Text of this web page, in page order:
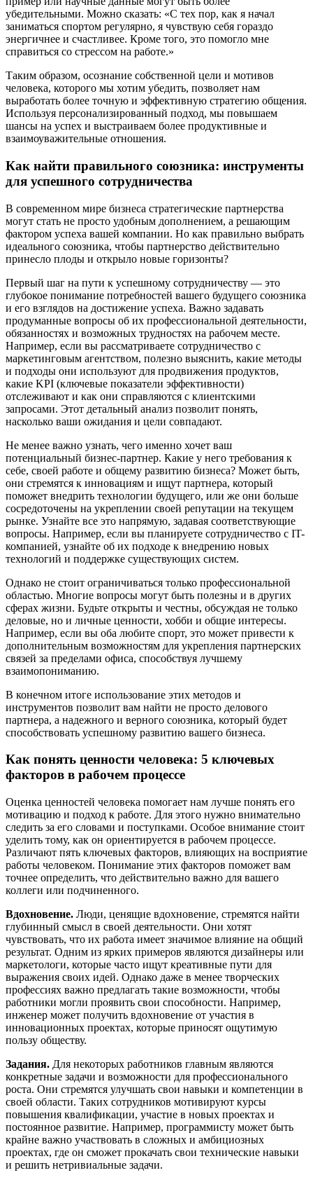
убедительными. Можно сказать: «С тех пор, как я начал
заниматься спортом регулярно, я чувствую себя гораздо
энергичнее и счастливее. Кроме того, это помогло мне
справиться со стрессом на работе.»
Таким образом, осознание собственной цели и мотивов
человека, которого мы хотим убедить, позволяет нам
выработать более точную и эффективную стратегию общения.
Используя персонализированный подход, мы повышаем
шансы на успех и выстраиваем более продуктивные и
взаимоуважительные отношения.
Как найти правильного союзника: инструменты
для успешного сотрудничества
В современном мире бизнеса стратегические партнерства
могут стать не просто удобным дополнением, а решающим
фактором успеха вашей компании. Но как правильно выбрать
идеального союзника, чтобы партнерство действительно
принесло плоды и открыло новые горизонты?
Первый шаг на пути к успешному сотрудничеству — это
глубокое понимание потребностей вашего будущего союзника
и его взглядов на достижение успеха. Важно задавать
продуманные вопросы об их профессиональной деятельности,
обязанностях и возможных трудностях на рабочем месте.
Например, если вы рассматриваете сотрудничество с
маркетинговым агентством, полезно выяснить, какие методы
и подходы они используют для продвижения продуктов,
какие KPI (ключевые показатели эффективности)
отслеживают и как они справляются с клиентскими
запросами. Этот детальный анализ позволит понять,
насколько ваши ожидания и цели совпадают.
Не менее важно узнать, чего именно хочет ваш
потенциальный бизнес-партнер. Какие у него требования к
себе, своей работе и общему развитию бизнеса? Может быть,
они стремятся к инновациям и ищут партнера, который
поможет внедрить технологии будущего, или же они больше
сосредоточены на укреплении своей репутации на текущем
рынке. Узнайте все это напрямую, задавая соответствующие
вопросы. Например, если вы планируете сотрудничество с IT-
компанией, узнайте об их подходе к внедрению новых
технологий и поддержке существующих систем.
Однако не стоит ограничиваться только профессиональной
областью. Многие вопросы могут быть полезны и в других
сферах жизни. Будьте открыты и честны, обсуждая не только
деловые, но и личные ценности, хобби и общие интересы.
Например, если вы оба любите спорт, это может привести к
дополнительным возможностям для укрепления партнерских
связей за пределами офиса, способствуя лучшему
взаимопониманию.
В конечном итоге использование этих методов и
инструментов позволит вам найти не просто делового
партнера, а надежного и верного союзника, который будет
способствовать успешному развитию вашего бизнеса.
Как понять ценности человека: 5 ключевых
факторов в рабочем процессе
Оценка ценностей человека помогает нам лучше понять его
мотивацию и подход к работе. Для этого нужно внимательно
следить за его словами и поступками. Особое внимание стоит
уделить тому, как он ориентируется в рабочем процессе.
Различают пять ключевых факторов, влияющих на восприятие
работы человеком. Понимание этих факторов поможет вам
точнее определить, что действительно важно для вашего
коллеги или подчиненного.
Вдохновение. Люди, ценящие вдохновение, стремятся найти
глубинный смысл в своей деятельности. Они хотят
чувствовать, что их работа имеет значимое влияние на общий
результат. Одним из ярких примеров являются дизайнеры или
маркетологи, которые часто ищут креативные пути для
выражения своих идей. Однако даже в менее творческих
профессиях важно предлагать такие возможности, чтобы
работники могли проявить свои способности. Например,
инженер может получить вдохновение от участия в
инновационных проектах, которые приносят ощутимую
пользу обществу.
Задания. Для некоторых работников главным являются
конкретные задачи и возможности для профессионального
роста. Они стремятся улучшать свои навыки и компетенции в
своей области. Таких сотрудников мотивируют курсы
повышения квалификации, участие в новых проектах и
постоянное развитие. Например, программисту может быть
крайне важно участвовать в сложных и амбициозных
проектах, где он сможет прокачать свои технические навыки
и решить нетривиальные задачи.